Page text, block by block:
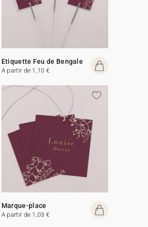
Etiquette Feu de Bengale
A partir de 1,10 €
Marque-place
A partir de 1,03 €